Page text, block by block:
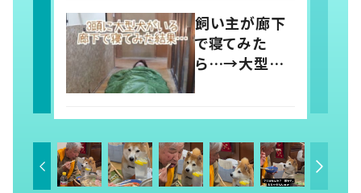
う」「ラブリーす
ぎ」の声
飼い主が廊下
で寝てみた
ら…→大型犬
たちによって廊
「羨ましい」「幸
せそう」の声